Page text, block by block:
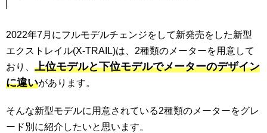
2022年7月にフルモデルチェンジをして新発売をした新型
エクストレイル(X-TRAIL)は、2種類のメーターを用意して
おり、 上位モデルと下位モデルでメーターのデザイン
に違いがあります。
そんな新型モデルに用意されている2種類のメーターをグレ
ード別に紹介したいと思います。